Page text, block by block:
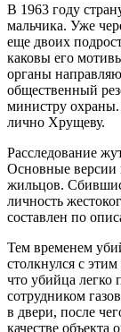
В 1963 году
мальчика. Уже
еще двоих
каковы его
органы
общественный
министру охраны.
лично Хрущеву.
Расследование
Основные версии
жильцов.
личность
составлен по
Тем временем
столкнулся с
что убийца легко
сотрудником
в двери, после
качестве объекта